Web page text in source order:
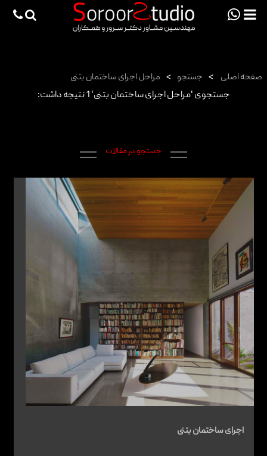
viewportchecker
×
ثبت سفارش طراحی آنلاین
درباره ما
تماس با ما
صفحه اصلی > جستجو > مراحل اجرای ساختمان بتنی
جستجوی 'مراحل اجرای ساختمان بتنی' 1 نتیجه داشت:
جستجو در مقالات
اجرای ساختمان بتنی